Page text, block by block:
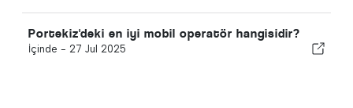
Portekiz'deki en iyi mobil operatör hangisidir?
İçinde - 27 Jul 2025